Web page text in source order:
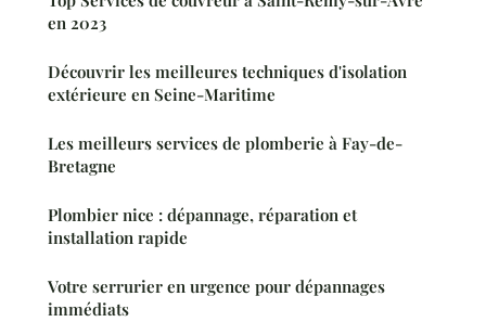
en 2023
Découvrir les meilleures techniques d'isolation
extérieure en Seine-Maritime
Les meilleurs services de plomberie à Fay-de-
Bretagne
Plombier nice : dépannage, réparation et
installation rapide
Votre serrurier en urgence pour dépannages
immédiats